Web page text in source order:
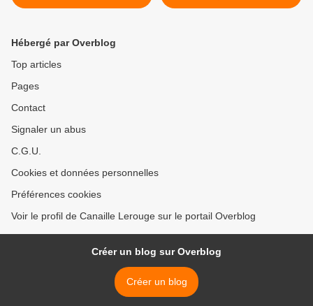
l'offensive. La CGT ne reste
combien ? >
Hébergé par Overblog
Top articles
Pages
Contact
Signaler un abus
C.G.U.
Cookies et données personnelles
Préférences cookies
Voir le profil de Canaille Lerouge sur le portail Overblog
Créer un blog sur Overblog
Créer un blog